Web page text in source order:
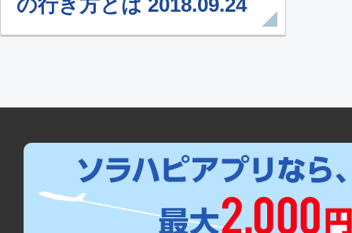
の行き方とは 2018.09.24